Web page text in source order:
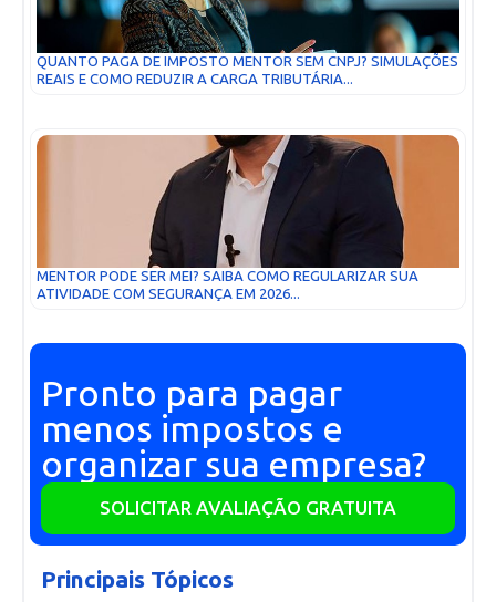
QUANTO PAGA DE IMPOSTO MENTOR SEM CNPJ? SIMULAÇÕES
REAIS E COMO REDUZIR A CARGA TRIBUTÁRIA...
MENTOR PODE SER MEI? SAIBA COMO REGULARIZAR SUA
ATIVIDADE COM SEGURANÇA EM 2026...
Pronto para pagar
menos impostos e
organizar sua empresa?
SOLICITAR AVALIAÇÃO GRATUITA
Principais Tópicos